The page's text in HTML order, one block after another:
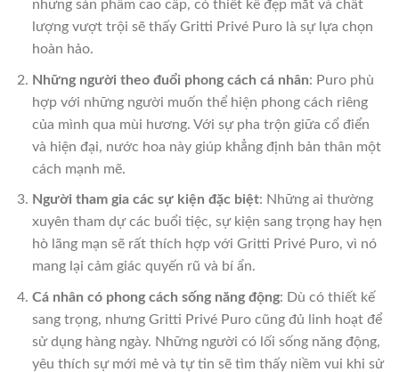
những sản phẩm cao cấp, có thiết kế đẹp mắt và chất
lượng vượt trội sẽ thấy Gritti Privé Puro là sự lựa chọn
hoàn hảo.
Những người theo đuổi phong cách cá nhân: Puro phù
hợp với những người muốn thể hiện phong cách riêng
của mình qua mùi hương. Với sự pha trộn giữa cổ điển
và hiện đại, nước hoa này giúp khẳng định bản thân một
cách mạnh mẽ.
Người tham gia các sự kiện đặc biệt: Những ai thường
xuyên tham dự các buổi tiệc, sự kiện sang trọng hay hẹn
hò lãng mạn sẽ rất thích hợp với Gritti Privé Puro, vì nó
mang lại cảm giác quyến rũ và bí ẩn.
Cá nhân có phong cách sống năng động: Dù có thiết kế
sang trọng, nhưng Gritti Privé Puro cũng đủ linh hoạt để
sử dụng hàng ngày. Những người có lối sống năng động,
yêu thích sự mới mẻ và tự tin sẽ tìm thấy niềm vui khi sử